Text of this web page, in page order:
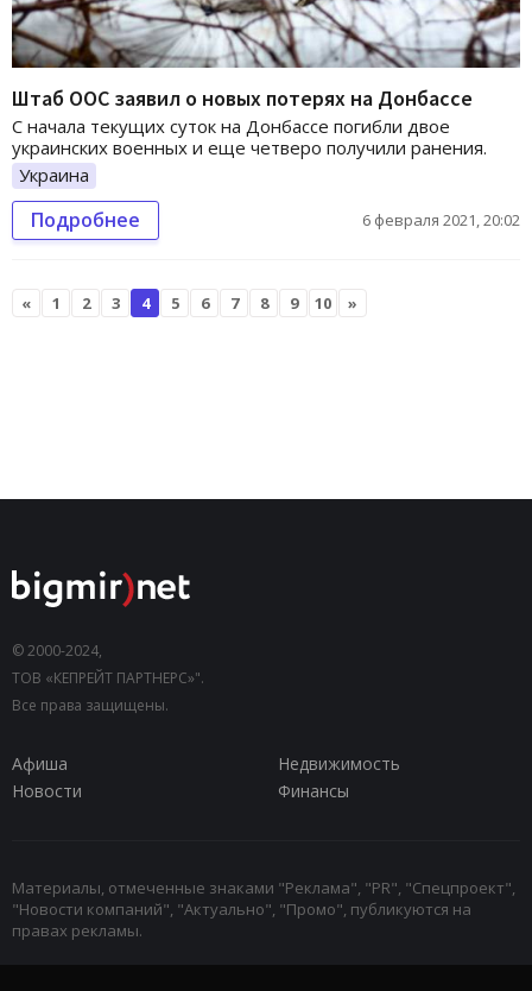
Штаб ООС заявил о новых потерях на Донбассе
С начала текущих суток на Донбассе погибли двое
украинских военных и еще четверо получили ранения.
Украина
Подробнее 6 февраля 2021, 20:02
« 1 2 3 4 5 6 7 8 9 10 »
© 2000-2024,
ТОВ «КЕПРЕЙТ ПАРТНЕРС»".
Все права защищены.
Афиша
Недвижимость
Новости
Финансы
Материалы, отмеченные знаками "Реклама", "PR", "Спецпроект",
"Новости компаний", "Актуально", "Промо", публикуются на
правах рекламы.